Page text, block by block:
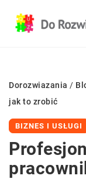
Dorozwiazania /
jak to zrobić
BIZNES I USŁUGI